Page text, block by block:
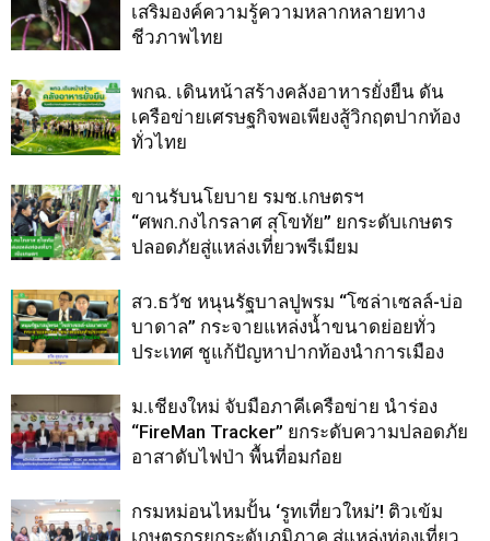
เสริมองค์ความรู้ความหลากหลายทาง
ชีวภาพไทย
พกฉ. เดินหน้าสร้างคลังอาหารยั่งยืน ดัน
เครือข่ายเศรษฐกิจพอเพียงสู้วิกฤตปากท้อง
ทั่วไทย
ขานรับนโยบาย รมช.เกษตรฯ
“ศพก.กงไกรลาศ สุโขทัย” ยกระดับเกษตร
ปลอดภัยสู่แหล่งเที่ยวพรีเมียม
สว.ธวัช หนุนรัฐบาลปูพรม “โซล่าเซลล์-บ่อ
บาดาล” กระจายแหล่งน้ำขนาดย่อยทั่ว
ประเทศ ชูแก้ปัญหาปากท้องนำการเมือง
ม.เชียงใหม่ จับมือภาคีเครือข่าย นำร่อง
“FireMan Tracker” ยกระดับความปลอดภัย
อาสาดับไฟป่า พื้นที่อมก๋อย
กรมหม่อนไหมปั้น ‘รูทเที่ยวใหม่’! ติวเข้ม
เกษตรกรยกระดับภูมิภาค สู่แหล่งท่องเที่ยว